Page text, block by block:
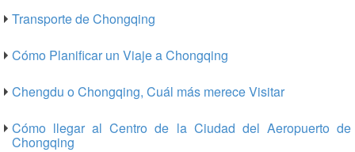
Transporte de Chongqing
Cómo Planificar un Viaje a Chongqing
Chengdu o Chongqing, Cuál más merece Visitar
Cómo llegar al Centro de la Ciudad del Aeropuerto de
Chongqing